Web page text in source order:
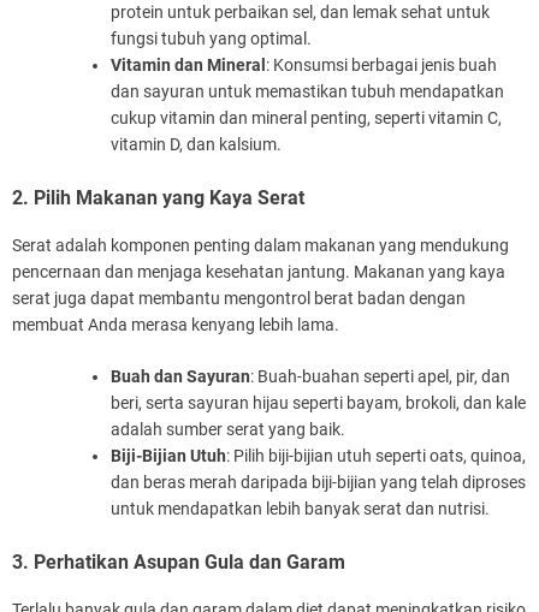
protein untuk perbaikan sel, dan lemak sehat untuk
fungsi tubuh yang optimal.
Vitamin dan Mineral : Konsumsi berbagai jenis buah
dan sayuran untuk memastikan tubuh mendapatkan
cukup vitamin dan mineral penting, seperti vitamin C,
vitamin D, dan kalsium.
2. Pilih Makanan yang Kaya Serat
Serat adalah komponen penting dalam makanan yang mendukung
pencernaan dan menjaga kesehatan jantung. Makanan yang kaya
serat juga dapat membantu mengontrol berat badan dengan
membuat Anda merasa kenyang lebih lama.
Buah dan Sayuran: Buah-buahan seperti apel, pir, dan
beri, serta sayuran hijau seperti bayam, brokoli, dan kale
adalah sumber serat yang baik.
Biji-Bijian Utuh: Pilih biji-bijian utuh seperti oats, quinoa,
dan beras merah daripada biji-bijian yang telah diproses
untuk mendapatkan lebih banyak serat dan nutrisi.
3. Perhatikan Asupan Gula dan Garam